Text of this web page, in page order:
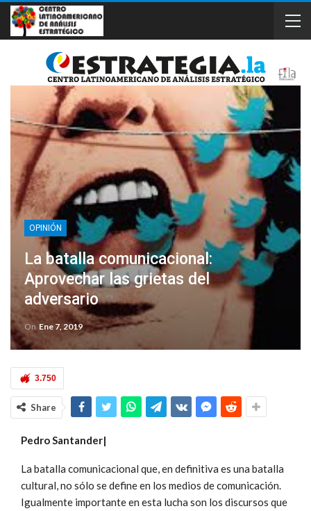
OPINIÓN
La batalla comunicacional:
Aprovechar las grietas del
adversario
On Ene 7, 2019
3.750
Share
Pedro Santander|
La batalla comunicacional que, en definitiva es una batalla
cultural, no sólo se define en los medios de comunicación.
Igualmente importante en esta lucha son los discursos que